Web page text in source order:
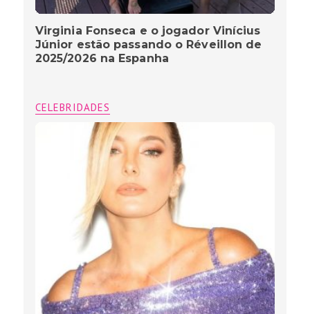
Virginia Fonseca e o jogador Vinícius
Júnior estão passando o Réveillon de
2025/2026 na Espanha
CELEBRIDADES